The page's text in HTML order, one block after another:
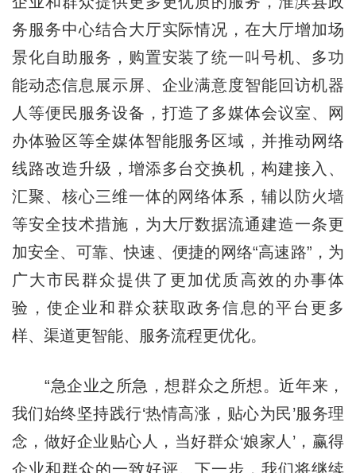
务服务中心结合大厅实际情况，在大厅增加场
景化自助服务，购置安装了统一叫号机、多功
能动态信息展示屏、企业满意度智能回访机器
人等便民服务设备，打造了多媒体会议室、网
办体验区等全媒体智能服务区域，并推动网络
线路改造升级，增添多台交换机，构建接入、
汇聚、核心三维一体的网络体系，辅以防火墙
等安全技术措施，为大厅数据流通建造一条更
加安全、可靠、快速、便捷的网络“高速路”，为
广大市民群众提供了更加优质高效的办事体
验，使企业和群众获取政务信息的平台更多
样、渠道更智能、服务流程更优化。
“急企业之所急，想群众之所想。近年来，
我们始终坚持践行‘热情高涨，贴心为民’服务理
念，做好企业贴心人，当好群众‘娘家人’，赢得
企业和群众的一致好评。下一步，我们将继续